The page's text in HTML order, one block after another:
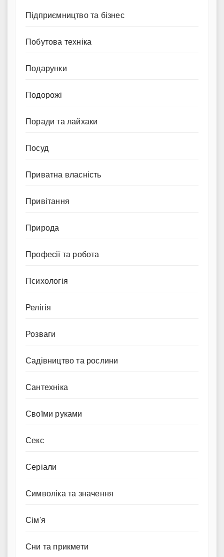
Підприємництво та бізнес
Побутова техніка
Подарунки
Подорожі
Поради та лайхаки
Посуд
Приватна власність
Привітання
Природа
Професії та робота
Психологія
Релігія
Розваги
Садівництво та рослини
Сантехніка
Своїми руками
Секс
Серіали
Символіка та значення
Сім'я
Сни та прикмети